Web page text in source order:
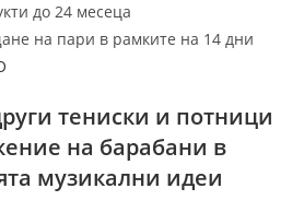
до 24 месеца
на пари в рамките на 14 дни
тениски и потници
на барабани в
музикални идеи